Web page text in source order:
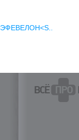
ЭФЕВЕЛОН<S..
ВСЁ ПРО